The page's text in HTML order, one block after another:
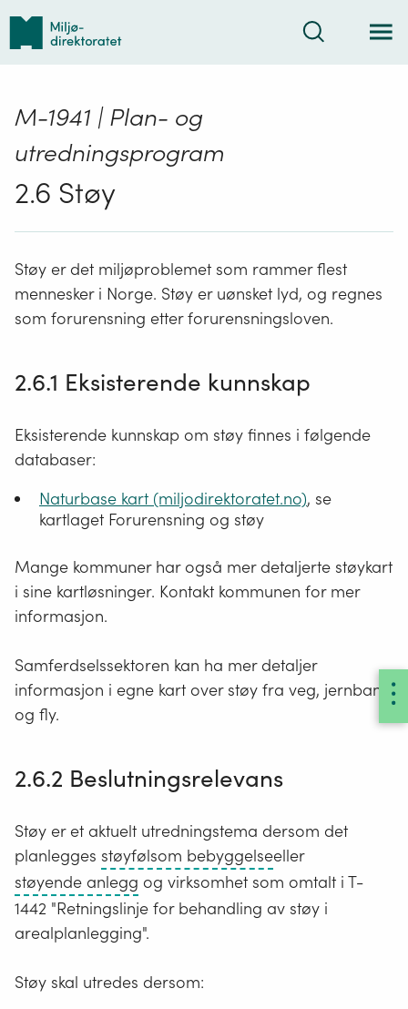
Tilbake
forsiden
Søk
M-1941 | Plan- og
utredningsprogram
2.6 Støy
Støy er det miljøproblemet som rammer flest
mennesker i Norge. Støy er uønsket lyd, og regnes
som forurensning etter forurensningsloven.
2.6.1 Eksisterende kunnskap
Eksisterende kunnskap om støy finnes i følgende
databaser:
Naturbase kart (miljodirektoratet.no), se
kartlaget Forurensning og støy
Mange kommuner har også mer detaljerte støykart
i sine kartløsninger. Kontakt kommunen for mer
informasjon.
Samferdselssektoren kan ha mer detaljer
informasjon i egne kart over støy fra veg, jernbane
og fly.
2.6.2 Beslutningsrelevans
Støy er et aktuelt utredningstema dersom det
planlegges støyfølsom bebyggelseBoliger,
fritidsboliger,
helsebygg,
eller
støyende anlegg Samferdselsanlegg,
det
vil
veganlegg,
og virksomhet som omtalt i T-
1442 "Retningslinje for behandling av støy i
arealplanlegging".
Støy skal utredes dersom: